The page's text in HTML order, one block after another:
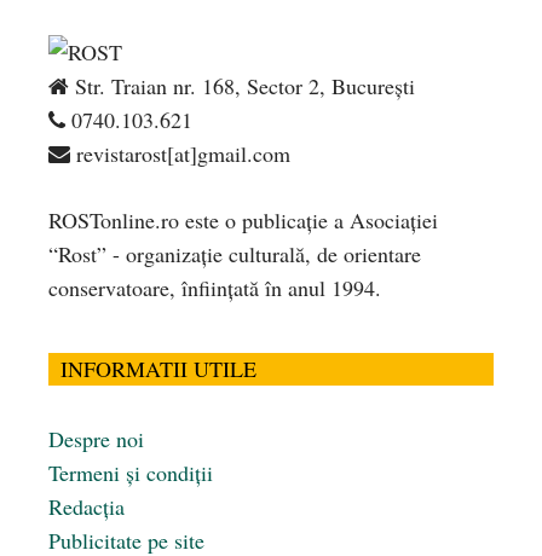
Str. Traian nr. 168, Sector 2, București
0740.103.621
revistarost[at]gmail.com
ROSTonline.ro este o publicaţie a Asociaţiei
“Rost” - organizaţie culturală, de orientare
conservatoare, înfiinţată în anul 1994.
INFORMATII UTILE
Despre noi
Termeni și condiții
Redacția
Publicitate pe site